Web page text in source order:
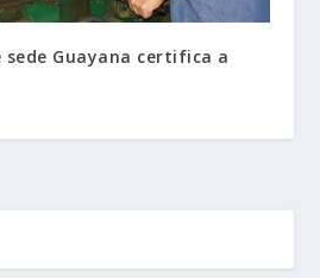
sede Guayana certifica a